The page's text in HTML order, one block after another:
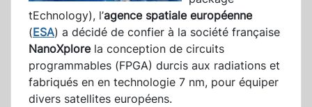
tEchnology), l’agence spatiale européenne
(ESA) a décidé de confier à la société française
NanoXplore la conception de circuits
programmables (FPGA) durcis aux radiations et
fabriqués en en technologie 7 nm, pour équiper
divers satellites européens.